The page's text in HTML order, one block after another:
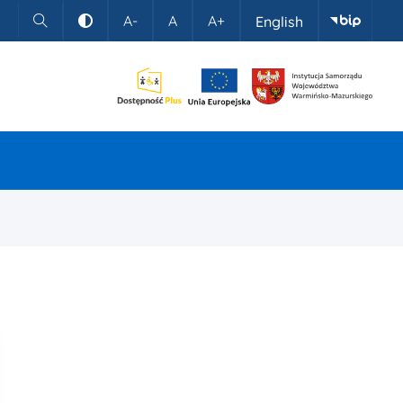
Szukaj Kontrast
A- A A+ English